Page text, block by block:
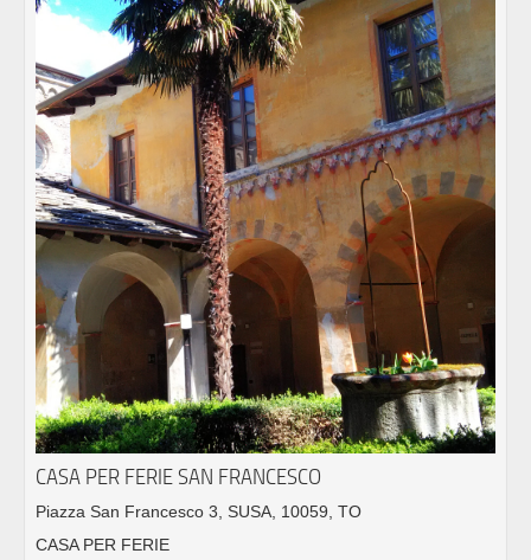
CASA PER FERIE SAN FRANCESCO
Piazza San Francesco 3, SUSA, 10059, TO
CASA PER FERIE